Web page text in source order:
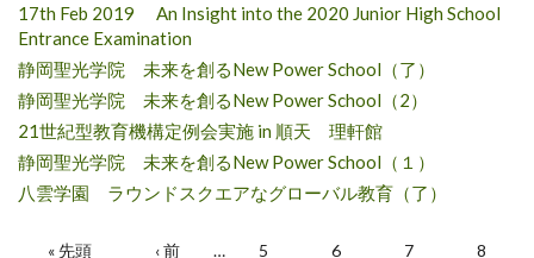
17th Feb 2019 An Insight into the 2020 Junior High School
Entrance Examination
静岡聖光学院 未来を創るNew Power School（了）
静岡聖光学院 未来を創るNew Power School（2）
21世紀型教育機構定例会実施 in 順天 理軒館
静岡聖光学院 未来を創るNew Power School（１）
八雲学園 ラウンドスクエアなグローバル教育（了）
« 先頭 ‹ 前 … 5 6 7 8